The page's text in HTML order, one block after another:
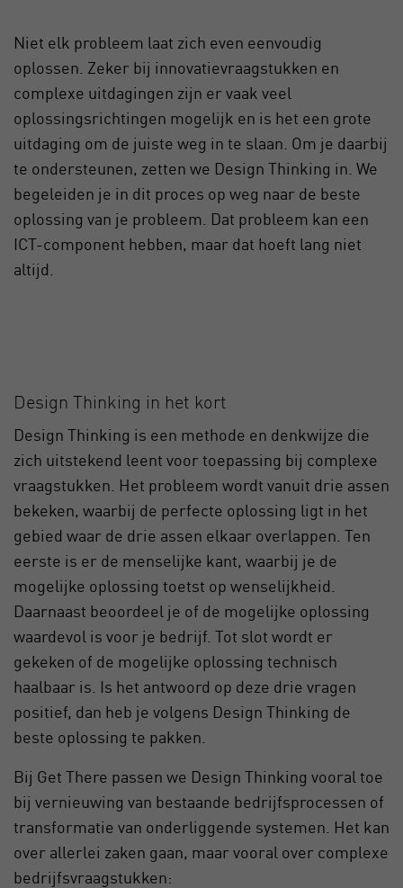
Niet elk probleem laat zich even eenvoudig
oplossen. Zeker bij innovatievraagstukken en
complexe uitdagingen zijn er vaak veel
oplossingsrichtingen mogelijk en is het een grote
uitdaging om de juiste weg in te slaan. Om je daarbij
te ondersteunen, zetten we Design Thinking in. We
begeleiden je in dit proces op weg naar de beste
oplossing van je probleem. Dat probleem kan een
ICT-component hebben, maar dat hoeft lang niet
altijd.
Design Thinking in het kort
Design Thinking is een methode en denkwijze die
zich uitstekend leent voor toepassing bij complexe
vraagstukken. Het probleem wordt vanuit drie assen
bekeken, waarbij de perfecte oplossing ligt in het
gebied waar de drie assen elkaar overlappen. Ten
eerste is er de menselijke kant, waarbij je de
mogelijke oplossing toetst op wenselijkheid.
Daarnaast beoordeel je of de mogelijke oplossing
waardevol is voor je bedrijf. Tot slot wordt er
gekeken of de mogelijke oplossing technisch
haalbaar is. Is het antwoord op deze drie vragen
positief, dan heb je volgens Design Thinking de
beste oplossing te pakken.
Bij Get There passen we Design Thinking vooral toe
bij vernieuwing van bestaande bedrijfsprocessen of
transformatie van onderliggende systemen. Het kan
over allerlei zaken gaan, maar vooral over complexe
bedrijfsvraagstukken: